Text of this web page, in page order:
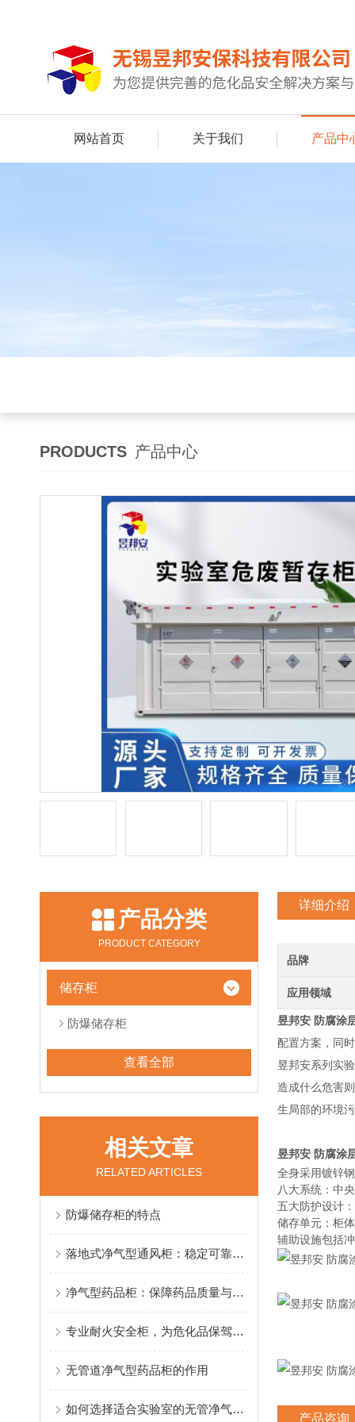
网站首页 关于我们 产品中
PRODUCTS 产品中心
产品分类
PRODUCT CATEGORY
储存柜
防爆储存柜
查看全部
相关文章
RELATED ARTICLES
防爆储存柜的特点
落地式净气型通风柜：稳定可靠，给用户安心的使用感受
净气型药品柜：保障药品质量与安全的新一代技术
专业耐火安全柜，为危化品保驾护航
无管道净气型药品柜的作用
如何选择适合实验室的无管净气型通风柜？
详细介绍
品牌
应用领域
昱邦安 防腐涂
配置方案，同
昱邦安系列实
造成什么危害
生局部的环境
昱邦安 防腐涂
全身采用镀锌
八大系统：中
五大防护设计
储存单元：柜
辅助设施包括
产品咨询